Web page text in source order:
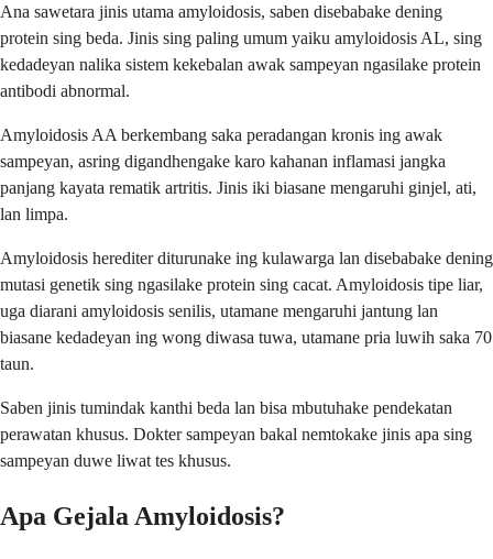
Ana sawetara jinis utama amyloidosis, saben disebabake dening
protein sing beda. Jinis sing paling umum yaiku amyloidosis AL, sing
kedadeyan nalika sistem kekebalan awak sampeyan ngasilake protein
antibodi abnormal.
Amyloidosis AA berkembang saka peradangan kronis ing awak
sampeyan, asring digandhengake karo kahanan inflamasi jangka
panjang kayata rematik artritis. Jinis iki biasane mengaruhi ginjel, ati,
lan limpa.
Amyloidosis herediter diturunake ing kulawarga lan disebabake dening
mutasi genetik sing ngasilake protein sing cacat. Amyloidosis tipe liar,
uga diarani amyloidosis senilis, utamane mengaruhi jantung lan
biasane kedadeyan ing wong diwasa tuwa, utamane pria luwih saka 70
taun.
Saben jinis tumindak kanthi beda lan bisa mbutuhake pendekatan
perawatan khusus. Dokter sampeyan bakal nemtokake jinis apa sing
sampeyan duwe liwat tes khusus.
Apa Gejala Amyloidosis?